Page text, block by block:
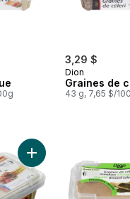
3,29 $
Dion
Graines de
43 g, 7,65 $/
au panier
Ajouter